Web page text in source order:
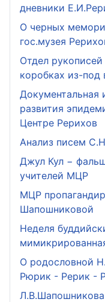
дневники
О черных
гос.музея
Отдел
коробках из-под
Документальная
развития
Центре Рерихов
Анализ писем
Джул Кул −
учителей МЦР
МЦР
Шапошниковой
Неделя
О родословной
Рюрик - Рерик -
Л.В.Шапошникова